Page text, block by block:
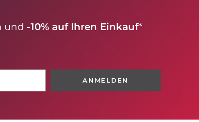
und -10% auf Ihren Einkauf*
ANMELDEN